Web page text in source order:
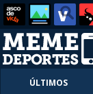
ÚLTIMOS